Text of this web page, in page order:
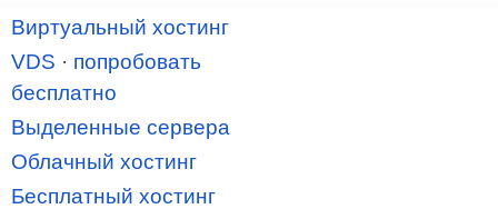
Виртуальный хостинг
VDS · попробовать
бесплатно
Выделенные сервера
Облачный хостинг
Бесплатный хостинг